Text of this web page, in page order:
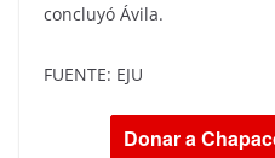
concluyó Ávila.
FUENTE: EJU